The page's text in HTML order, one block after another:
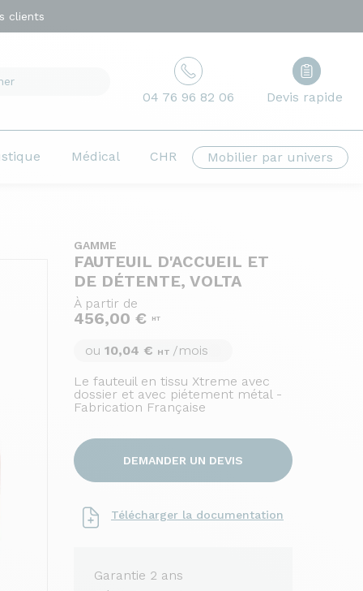
clients
04 76 96 82 06 Devis rapide
Médical CHR Mobilier par univers
GAMME
FAUTEUIL D'ACCUEIL ET
DE DÉTENTE, VOLTA
À partir de
456,00 € HT
ou 10,04 € HT /mois
Le fauteuil en tissu Xtreme avec
dossier et avec piétement métal -
Fabrication Française
DEMANDER UN DEVIS
Télécharger la documentation
Garantie 2 ans